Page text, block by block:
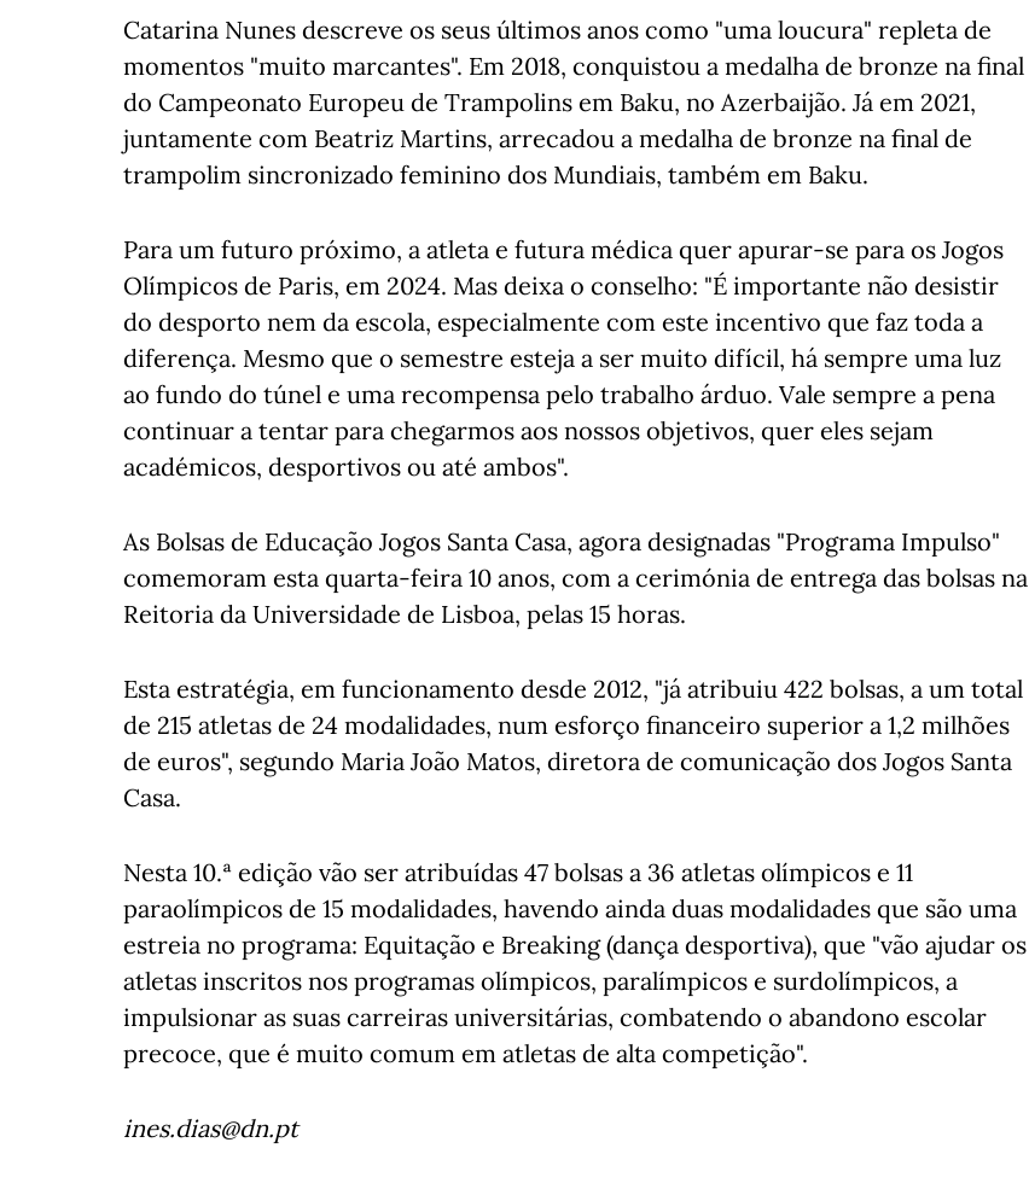
Catarina Nunes descreve os seus últimos anos como "uma loucura" repleta de
momentos "muito marcantes". Em 2018, conquistou a medalha de bronze na final
do Campeonato Europeu de Trampolins em Baku, no Azerbaijão. Já em 2021,
juntamente com Beatriz Martins, arrecadou a medalha de bronze na final de
trampolim sincronizado feminino dos Mundiais, também em Baku.
Para um futuro próximo, a atleta e futura médica quer apurar-se para os Jogos
Olímpicos de Paris, em 2024. Mas deixa o conselho: "É importante não desistir
do desporto nem da escola, especialmente com este incentivo que faz toda a
diferença. Mesmo que o semestre esteja a ser muito difícil, há sempre uma luz
ao fundo do túnel e uma recompensa pelo trabalho árduo. Vale sempre a pena
continuar a tentar para chegarmos aos nossos objetivos, quer eles sejam
académicos, desportivos ou até ambos".
As Bolsas de Educação Jogos Santa Casa, agora designadas "Programa Impulso"
comemoram esta quarta-feira 10 anos, com a cerimónia de entrega das bolsas na
Reitoria da Universidade de Lisboa, pelas 15 horas.
Esta estratégia, em funcionamento desde 2012, "já atribuiu 422 bolsas, a um total
de 215 atletas de 24 modalidades, num esforço financeiro superior a 1,2 milhões
de euros", segundo Maria João Matos, diretora de comunicação dos Jogos Santa
Casa.
Nesta 10.ª edição vão ser atribuídas 47 bolsas a 36 atletas olímpicos e 11
paraolímpicos de 15 modalidades, havendo ainda duas modalidades que são uma
estreia no programa: Equitação e Breaking (dança desportiva), que "vão ajudar os
atletas inscritos nos programas olímpicos, paralímpicos e surdolímpicos, a
impulsionar as suas carreiras universitárias, combatendo o abandono escolar
precoce, que é muito comum em atletas de alta competição".
ines.dias@dn.pt